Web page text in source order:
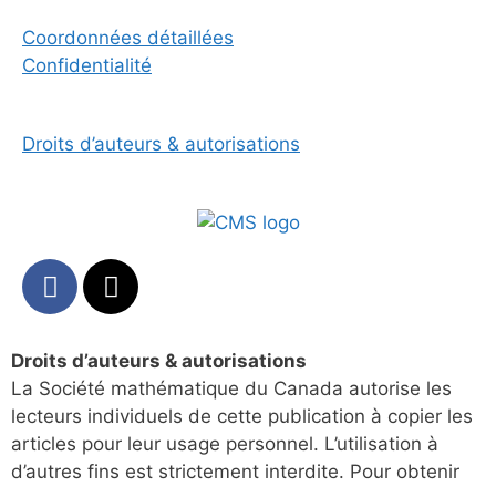
Coordonnées détaillées
Confidentialité
Droits d’auteurs & autorisations
Droits d’auteurs & autorisations
La Société mathématique du Canada autorise les
lecteurs individuels de cette publication à copier les
articles pour leur usage personnel. L’utilisation à
d’autres fins est strictement interdite. Pour obtenir